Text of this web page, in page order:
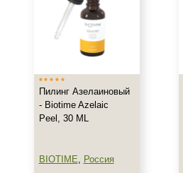
Пилинг Азелаиновый
- Biotime Azelaic
Peel, 30 ML
BIOTIME, Россия